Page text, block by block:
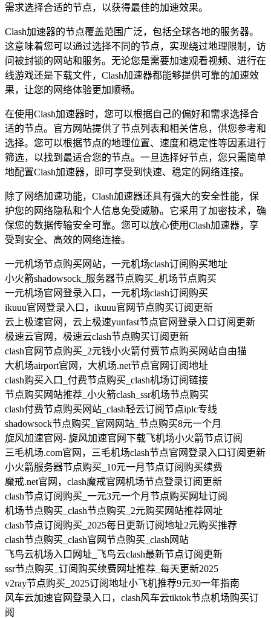
需求选择合适的节点，以获得最佳的加速效果。
Clash加速器的节点覆盖范围广泛，包括全球各地的服务器。
这意味着您可以通过选择不同的节点，实现绕过地理限制，访
问被封锁的网站和服务。无论您是需要加速观看视频、进行在
线游戏还是下载文件，Clash加速器都能够提供可靠的加速效
果，让您的网络体验更加顺畅。
在使用Clash加速器时，您可以根据自己的偏好和需求选择合
适的节点。官方网站提供了节点列表和相关信息，供您参考和
选择。您可以根据节点的地理位置、速度和稳定性等因素进行
筛选，以找到最适合您的节点。一旦选择好节点，您只需简单
地配置Clash加速器，即可享受到快速、稳定的网络连接。
除了网络加速功能，Clash加速器还具有强大的安全性能，保
护您的网络隐私和个人信息免受威胁。它采用了加密技术，确
保您的数据传输安全可靠。您可以放心使用Clash加速器，享
受到安全、高效的网络连接。
一元机场节点购买网站，一元机场clash订阅购买地址
小火箭shadowsock_服务器节点购买_机场节点购买
一元机场官网登录入口，一元机场clash订阅购买
ikuuu官网登录入口，ikuuu官网节点购买订阅更新
云上极速官网，云上极速yunfast节点官网登录入口订阅更新
极速云官网，极速云clash节点购买订阅更新
clash官网节点购买_2元钱小火箭付费节点购买网站自由猫
大机场airport官网，大机场.net节点官网订阅地址
clash购买入口_付费节点购买_clash机场订阅链接
节点购买网站推荐_小火箭clash_ssr机场节点购买
clash付费节点购买网站_clash轻云订阅节点iplc专线
shadowsock节点购买_官网网站_节点购买8元一个月
旋风加速官网- 旋风加速官网下载飞机场小火箭节点订阅
三毛机场.com官网，三毛机场clash节点官网登录入口订阅更新
小火箭服务器节点购买_10元一月节点订阅购买续费
魔戒.net官网，clash魔戒官网机场节点登录订阅更新
clash节点订阅购买_一元3元一个月节点购买网址订阅
机场节点购买_clash节点购买_2元购买网站推荐网址
clash节点订阅购买_2025每日更新订阅地址2元购买推荐
clash节点购买_clash官网节点购买_clash网站
飞鸟云机场入口网址_飞鸟云clash最新节点订阅更新
ssr节点购买_订阅购买续费网址推荐_每天更新2025
v2ray节点购买_2025订阅地址小飞机推荐9元30一年指南
风车云加速官网登录入口，clash风车云tiktok节点机场购买订
阅